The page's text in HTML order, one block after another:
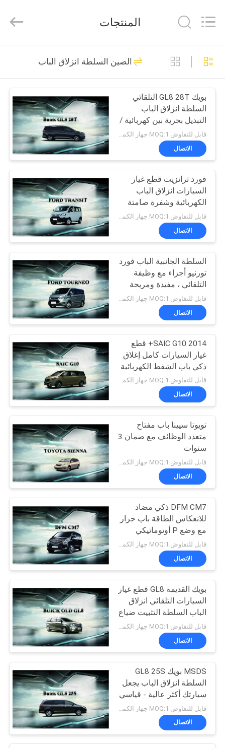
منزل،
بيت
منتجات
معلومات
جولة
المعمل
مراقبة
الجودة
اتصل
أخبار
اطلب
اقتباس
خريطة
الموقع
PRIVACY
POLICY
Technology
Rights
باب خلفي، رفع، كيتس
166
الباب الخلفي التلقائي
رفع
145
قوة رفع الباب الخلفي
55
باب خلفي كهربائي
54
باب خلفي كهربائي
58
باب شفط كهربائي
43
باب خلفي كهربائي
21
المنتجات
الصين السلطة انزلاق الباب
بويك GL8 28T التلقائي
السلطة انزلاق الباب
التبديل بحرية بين كهربائية /
دليل نموذج
قابل للتفاوض MOQ:1 جهاز الكمبيوتر
الاتصال
فورد ترانزيت قطع غيار
السيارات انزلاق الباب
الكهربائية وشفرة صامتة
الاتصال
السلطة الجانبية الباب فورد
تورنيو أجزاء مع وظيفة
التلقائي ، مفيدة ومريحة
الاتصال
SAIC G10 2014+ قطع
غيار السيارات كامل إغلاق
ذكي باب الشفط الكهربائية
انزلاق الباب
قابل للتفاوض MOQ:1 جهاز الكمبيوتر
الاتصال
تويوتا سيينا باب مفتاح
متعدد الوظائف مع ضمان 3
سنوات
قابل للتفاوض MOQ:1 جهاز الكمبيوتر
الاتصال
DFM CM7 ذكي مضاد
للانعكاس الطاقة باب جرار
مع وضع P أوتوماتيكي
للكشف
الاتصال
بويك القديمة GL8 قطع غيار
السيارات التلقائي انزلاق
الباب السلطة التثبيت ضياع
الاتصال
MSDS بويك GL8 25S
السلطة انزلاق الباب يجعل
سيارتك أكثر عالية - قياسي
الاتصال